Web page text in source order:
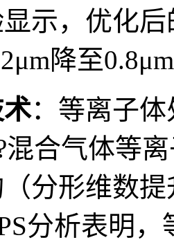
示，优化
降至
：等离子
混合气体等
分形维数
分析表明